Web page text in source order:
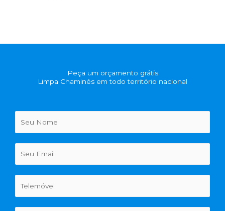
Peça um orçamento grátis
Limpa Chaminés em todo território nacional